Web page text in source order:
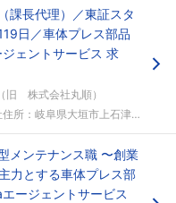
した
しませんか？
課長代理）／東証スタ
日／車体プレス部品
ェントサービス 求
旧 株式会社丸順）
：岐阜県大垣市上石津町乙坂1...
メンテナンス職 〜創業
力とする車体プレス部
ージェントサービス